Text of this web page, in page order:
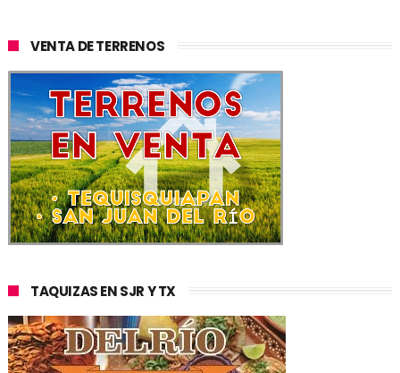
VENTA DE TERRENOS
TAQUIZAS EN SJR Y TX